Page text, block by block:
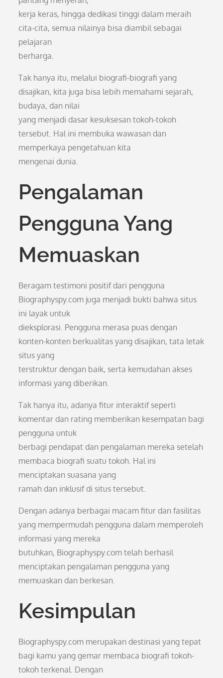
kerja keras, hingga dedikasi tinggi dalam meraih
cita-cita, semua nilainya bisa diambil sebagai
pelajaran
berharga.
Tak hanya itu, melalui biografi-biografi yang
disajikan, kita juga bisa lebih memahami sejarah,
budaya, dan nilai
yang menjadi dasar kesuksesan tokoh-tokoh
tersebut. Hal ini membuka wawasan dan
memperkaya pengetahuan kita
mengenai dunia.
Pengalaman
Pengguna Yang
Memuaskan
Beragam testimoni positif dari pengguna
Biographyspy.com juga menjadi bukti bahwa situs
ini layak untuk
dieksplorasi. Pengguna merasa puas dengan
konten-konten berkualitas yang disajikan, tata letak
situs yang
terstruktur dengan baik, serta kemudahan akses
informasi yang diberikan.
Tak hanya itu, adanya fitur interaktif seperti
komentar dan rating memberikan kesempatan bagi
pengguna untuk
berbagi pendapat dan pengalaman mereka setelah
membaca biografi suatu tokoh. Hal ini
menciptakan suasana yang
ramah dan inklusif di situs tersebut.
Dengan adanya berbagai macam fitur dan fasilitas
yang mempermudah pengguna dalam memperoleh
informasi yang mereka
butuhkan, Biographyspy.com telah berhasil
menciptakan pengalaman pengguna yang
memuaskan dan berkesan.
Kesimpulan
Biographyspy.com merupakan destinasi yang tepat
bagi kamu yang gemar membaca biografi tokoh-
tokoh terkenal. Dengan